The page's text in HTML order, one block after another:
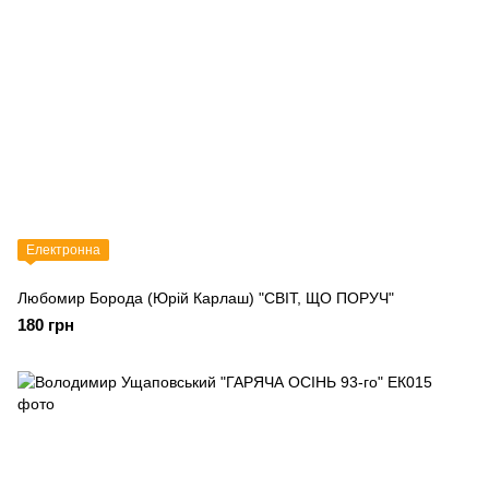
Електронна
Любомир Борода (Юрій Карлаш) "СВІТ, ЩО ПОРУЧ"
180 грн